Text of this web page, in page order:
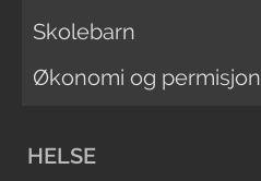
Skolebarn
Økonomi og permisjon
HELSE